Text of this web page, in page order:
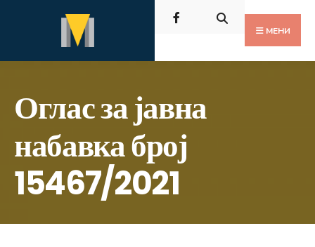
содржината
МЕНИ
Оглас за јавна
набавка број
15467/2021